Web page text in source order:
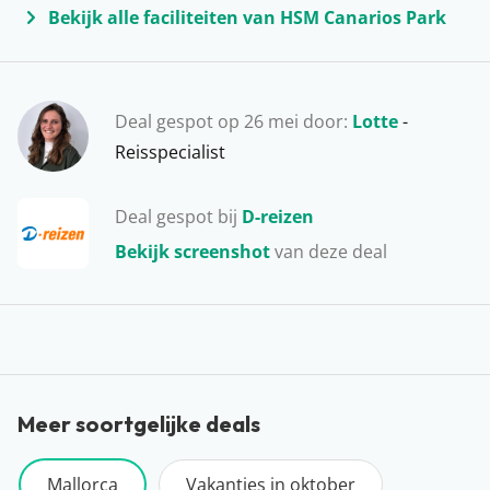
Deal gespot op 26 mei door: Lotte-
Reisspecialist
Deal gespot bij D-reizen
Bekijk screenshotvan deze deal
Paradijselijke stranden, verborgen baaitjes, levendige
plekken voor een vakantie op Mallorca zijn Cala d’Or,
Alcudia, Playa de Palma en El Arenal. Liggen jullie
binnenkort te genieten van het Spaanse zonnetje op
Bekijk alle faciliteiten van HSM Canarios Park
Meer soortgelijke deals
Mallorca Vakanties in oktober